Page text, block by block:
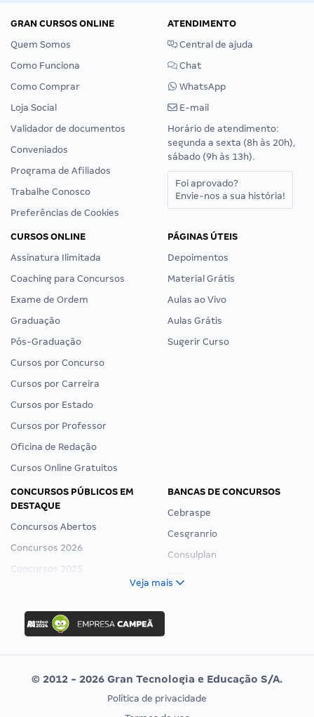
GRAN CURSOS ONLINE
Quem Somos
Como Funciona
Como Comprar
Loja Social
Validador de documentos
Conveniados
Programa de Afiliados
Trabalhe Conosco
Preferências de Cookies
ATENDIMENTO
Central de ajuda
Chat
WhatsApp
E-mail
Horário de atendimento:
segunda a sexta (8h às 20h),
sábado (9h às 13h).
Foi aprovado?
Envie-nos a sua história!
CURSOS ONLINE
Assinatura Ilimitada
Coaching para Concursos
Exame de Ordem
Graduação
Pós-Graduação
Cursos por Concurso
Cursos por Carreira
Cursos por Estado
Cursos por Professor
Oficina de Redação
Cursos Online Gratuitos
PÁGINAS ÚTEIS
Depoimentos
Material Grátis
Aulas ao Vivo
Aulas Grátis
Sugerir Curso
CONCURSOS PÚBLICOS EM
DESTAQUE
Concursos Abertos
Concursos 2026
Concursos 2025
Concurso Ibama
Concurso MPU
Editais publicados
BANCAS DE CONCURSOS
Cebraspe
Cesgranrio
Consulplan
Vunesp
CONCURSOS POR PROFISSÃO EXAME DE ORDEM
Veja mais
© 2012 - 2026 Gran Tecnologia e Educação S/A.
Política de privacidade